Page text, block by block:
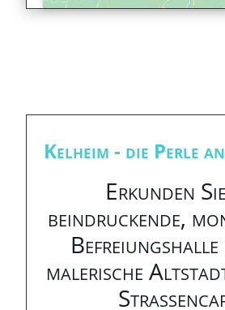
Kelheim - die Perle
Erkunden
beindruckende,
Befreiungshalle
malerische